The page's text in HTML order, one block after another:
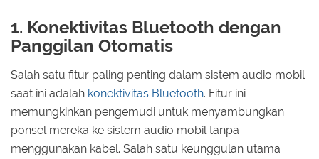
1. Konektivitas Bluetooth dengan
Panggilan Otomatis
Salah satu fitur paling penting dalam sistem audio mobil
saat ini adalah konektivitas Bluetooth. Fitur ini
memungkinkan pengemudi untuk menyambungkan
ponsel mereka ke sistem audio mobil tanpa
menggunakan kabel. Salah satu keunggulan utama